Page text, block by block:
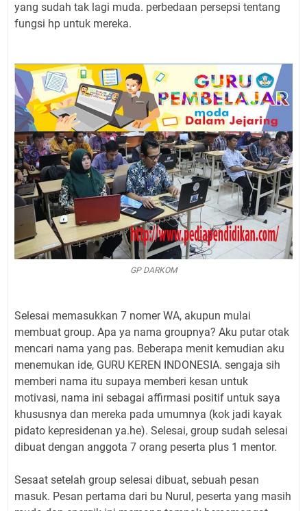
yang sudah tak lagi muda. perbedaan persepsi tentang
fungsi hp untuk mereka.
GP DARKOM
Selesai memasukkan 7 nomer WA, akupun mulai
membuat group. Apa ya nama groupnya? Aku putar otak
mencari nama yang pas. Beberapa menit kemudian aku
menemukan ide, GURU KEREN INDONESIA. sengaja sih
memberi nama itu supaya memberi kesan untuk
motivasi, nama ini sebagai affirmasi positif untuk saya
khususnya dan mereka pada umumnya (kok jadi kayak
pidato kepresidenan ya.he). Selesai, group sudah selesai
dibuat dengan anggota 7 orang peserta plus 1 mentor.
Sesaat setelah group selesai dibuat, sebuah pesan
masuk. Pesan pertama dari bu Nurul, peserta yang masih